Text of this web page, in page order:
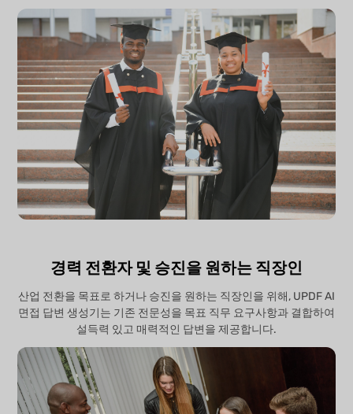
경력 전환자 및 승진을 원하는 직장인
산업 전환을 목표로 하거나 승진을 원하는 직장인을 위해, UPDF AI
면접 답변 생성기는 기존 전문성을 목표 직무 요구사항과 결합하여
설득력 있고 매력적인 답변을 제공합니다.